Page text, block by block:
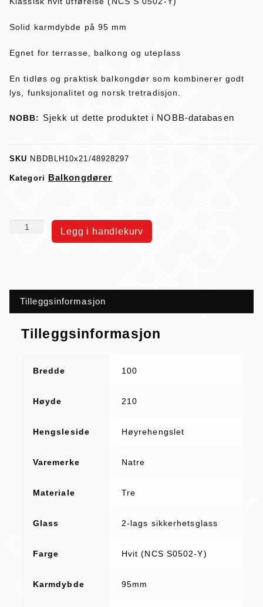
Solid karmdybde på 95 mm
Egnet for terrasse, balkong og uteplass
En tidløs og praktisk balkongdør som kombinerer godt
lys, funksjonalitet og norsk tretradisjon.
NOBB: Sjekk ut dette produktet i NOBB-databasen
SKU NBDBLH10x21/48928297
Kategori Balkongdører
Legg i handlekurv
Tilleggsinformasjon
Tilleggsinformasjon
Bredde 100
Høyde 210
Hengsleside Høyrehengslet
Varemerke Natre
Materiale Tre
Glass 2-lags sikkerhetsglass
Farge Hvit (NCS S0502-Y)
Karmdybde 95mm